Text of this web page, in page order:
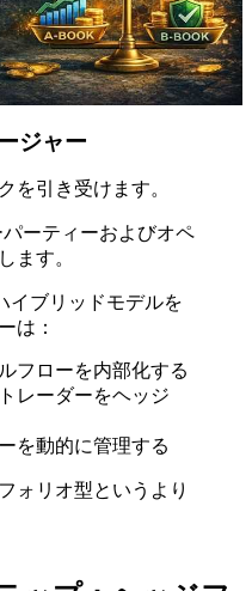
ジャー
を引き受けます。
ーティーおよびオペ
ます。
イブリッドモデルを
は：
フローを内部化する
レーダーをヘッジ
を動的に管理する
ォリオ型というより